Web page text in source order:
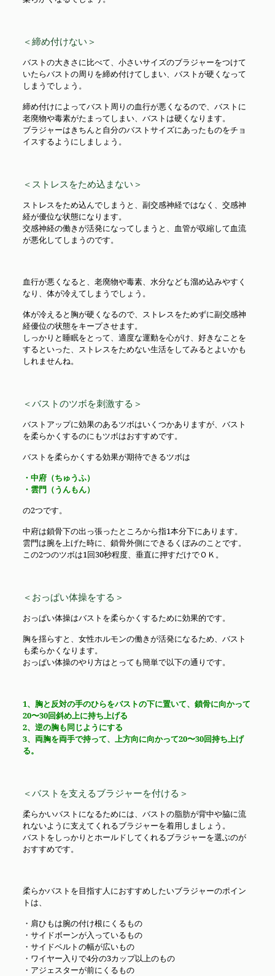
＜締め付けない＞
バストの大きさに比べて、小さいサイズのブラジャーをつけて
いたらバストの周りを締め付けてしまい、バストが硬くなって
しまうでしょう。
締め付けによってバスト周りの血行が悪くなるので、バストに
老廃物や毒素がたまってしまい、バストは硬くなります。
ブラジャーはきちんと自分のバストサイズにあったものをチョ
イスするようにしましょう。
＜ストレスをため込まない＞
ストレスをため込んでしまうと、副交感神経ではなく、交感神
経が優位な状態になります。
交感神経の働きが活発になってしまうと、血管が収縮して血流
が悪化してしまうのです。
血行が悪くなると、老廃物や毒素、水分なども溜め込みやすく
なり、体が冷えてしまうでしょう。
体が冷えると胸が硬くなるので、ストレスをためずに副交感神
経優位の状態をキープさせます。
しっかりと睡眠をとって、適度な運動を心がけ、好きなことを
するといった、ストレスをためない生活をしてみるとよいかも
しれませんね。
＜バストのツボを刺激する＞
バストアップに効果のあるツボはいくつかありますが、バスト
を柔らかくするのにもツボはおすすめです。
バストを柔らかくする効果が期待できるツボは
・中府（ちゅうふ）
・雲門（うんもん）
の2つです。
中府は鎖骨下の出っ張ったところから指1本分下にあります。
雲門は腕を上げた時に、鎖骨外側にできるくぼみのことです。
この2つのツボは1回30秒程度、垂直に押すだけでＯＫ。
＜おっぱい体操をする＞
おっぱい体操はバストを柔らかくするために効果的です。
胸を揺らすと、女性ホルモンの働きが活発になるため、バスト
も柔らかくなります。
おっぱい体操のやり方はとっても簡単で以下の通りです。
1、胸と反対の手のひらをバストの下に置いて、鎖骨に向かって
20〜30回斜め上に持ち上げる
2、逆の胸も同じようにする
3、両胸を両手で持って、上方向に向かって20〜30回持ち上げ
る。
＜バストを支えるブラジャーを付ける＞
柔らかいバストになるためには、バストの脂肪が背中や脇に流
れないように支えてくれるブラジャーを着用しましょう。
バストをしっかりとホールドしてくれるブラジャーを選ぶのが
おすすめです。
柔らかバストを目指す人におすすめしたいブラジャーのポイン
トは、
・肩ひもは腕の付け根にくるもの
・サイドボーンが入っているもの
・サイドベルトの幅が広いもの
・ワイヤー入りで4分の3カップ以上のもの
・アジェスターが前にくるもの